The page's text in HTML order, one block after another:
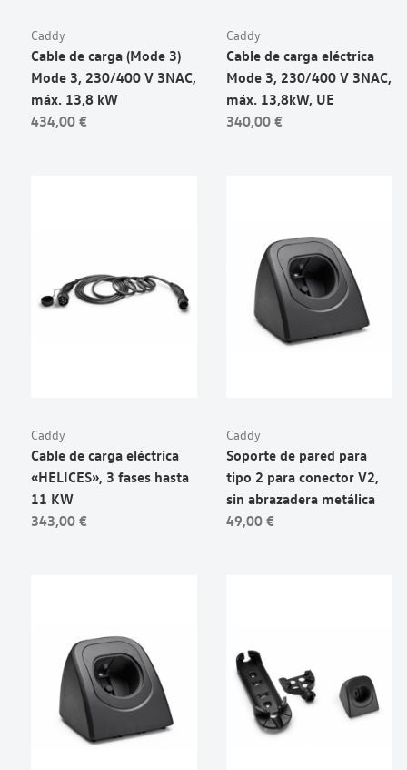
Caddy
Cable de carga (Mode 3)
Mode 3, 230/400 V 3NAC,
máx. 13,8 kW
434,00 €
Caddy
Cable de carga eléctrica
Mode 3, 230/400 V 3NAC,
máx. 13,8kW, UE
340,00 €
Caddy
Cable de carga eléctrica
«HELICES», 3 fases hasta
11 KW
343,00 €
Caddy
Soporte de pared para
tipo 2 para conector V2,
sin abrazadera metálica
49,00 €